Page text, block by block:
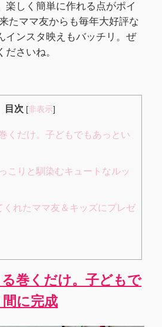
楽しく簡単に作れる点がポイ
たママ友からも毎年大好評な
インスタ映えもバッチリ。ぜ
さいね。
目次 [非表示]
くだけ。子どもでもあっとい
こりと馴染むキュートなルッ
くれたママ友＆キッズにプレゼ
巻くだけ。子どもで
に完成